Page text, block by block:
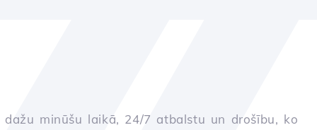
minūšu laikā, 24/7 atbalstu un drošību, ko